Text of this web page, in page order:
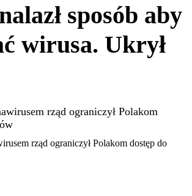
sposób aby
wirusa. Ukrył
rząd ograniczył Polakom
rząd ograniczył Polakom dostęp do